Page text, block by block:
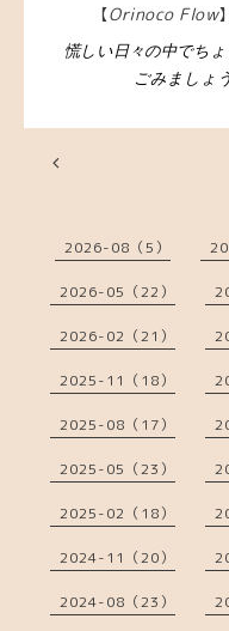
【Orinoco Flow
慌しい日々の中でち
ごみましょ
2026-08（5）
2026-05（22）
2026-02（21）
2025-11（18）
2025-08（17）
2025-05（23）
2025-02（18）
2024-11（20）
2024-08（23）